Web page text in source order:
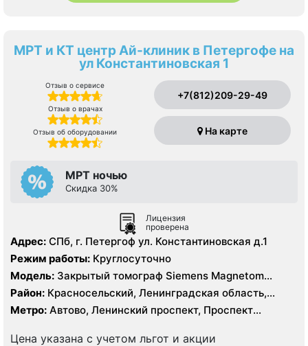
МРТ и КТ центр Ай-клиник в Петергофе на
ул Константиновская 1
Отзыв о сервисе
Отзыв о врачах
Отзыв об оборудовании
+7(812)209-29-49
На карте
МРТ ночью
Скидка 30%
Лицензия
проверена
Адрес: СПб, г. Петергоф ул. Константиновская д.1
Режим работы: Круглосуточно
Модель: Закрытый томограф Siemens Magnetom
Avanto 1,5 Тесла, КТ Philips Ingenia 128 срезов
Район: Красносельский, Ленинградская область,
Петродворцовый
Метро: Автово, Ленинский проспект, Проспект
Цена указана с учетом льгот и акции